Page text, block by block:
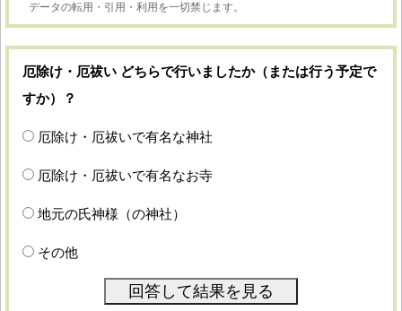
データの転用・引用・利用を一切禁じます。
厄除け・厄祓い どちらで行いましたか（または行う予定で
すか）？
厄除け・厄祓いで有名な神社
厄除け・厄祓いで有名なお寺
地元の氏神様（の神社）
その他